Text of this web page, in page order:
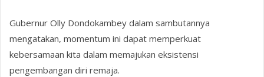
Gubernur Olly Dondokambey dalam sambutannya
mengatakan, momentum ini dapat memperkuat
kebersamaan kita dalam memajukan eksistensi
pengembangan diri remaja.